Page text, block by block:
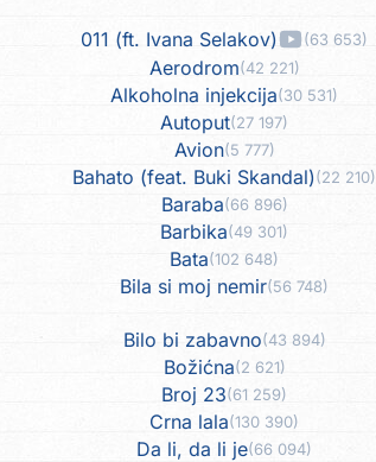
011 (ft. Ivana Selakov) (63 653)
Aerodrom(42 221)
Alkoholna injekcija(30 531)
Autoput(27 197)
Avion(5 777)
Bahato (feat. Buki Skandal)(22 210)
Baraba(66 896)
Barbika(49 301)
Bata(102 648)
Bila si moj nemir(56 748)
Bilo bi zabavno(43 894)
Božićna(2 621)
Broj 23(61 259)
Crna lala(130 390)
Da li, da li je(66 094)